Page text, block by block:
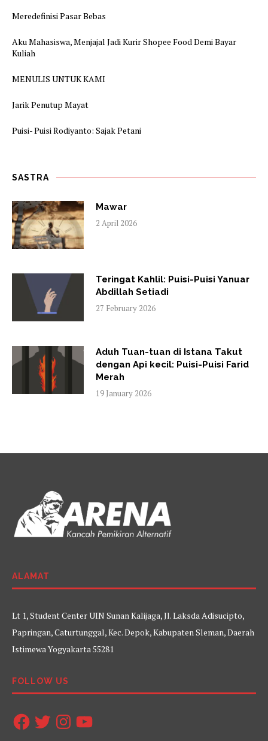
Meredefinisi Pasar Bebas
Aku Mahasiswa, Menjajal Jadi Kurir Shopee Food Demi Bayar
Kuliah
MENULIS UNTUK KAMI
Jarik Penutup Mayat
Puisi- Puisi Rodiyanto: Sajak Petani
SASTRA
Mawar
2 April 2026
Teringat Kahlil: Puisi-Puisi Yanuar
Abdillah Setiadi
27 February 2026
Aduh Tuan-tuan di Istana Takut
dengan Api kecil: Puisi-Puisi Farid
Merah
19 January 2026
ALAMAT
Lt 1, Student Center UIN Sunan Kalijaga, Jl. Laksda Adisucipto,
Papringan, Caturtunggal, Kec. Depok, Kabupaten Sleman, Daerah
Istimewa Yogyakarta 55281
FOLLOW US
FacebookTwitterInstagram
YouTube